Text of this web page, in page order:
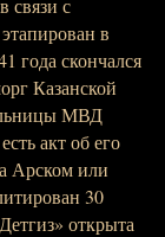
связи с
в
года скончался
Казанской
МВД
акт об его
Арском или
30
открыта